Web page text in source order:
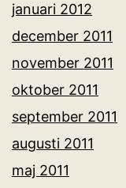
januari 2012
december 2011
november 2011
oktober 2011
september 2011
augusti 2011
maj 2011